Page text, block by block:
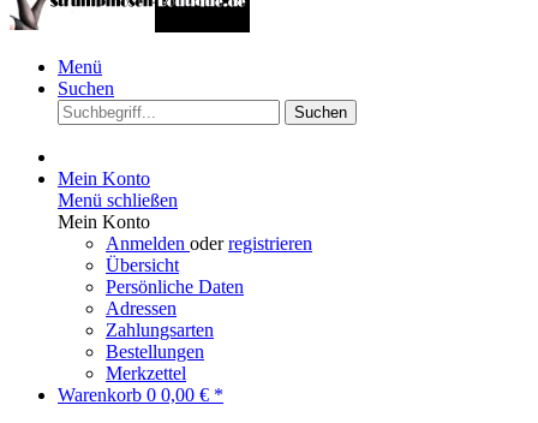
Menü
Suchen
Suchen
Mein Konto
Menü schließen
Mein Konto
Anmelden oderregistrieren
Übersicht
Persönliche Daten
Adressen
Zahlungsarten
Bestellungen
Merkzettel
Warenkorb 0 0,00 € *